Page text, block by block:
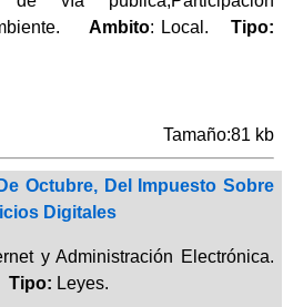
Ambito: Local.Tipo:
Tamaño:81 kb
Octubre, Del Impuesto Sobre
Digitales
y Administración Electrónica.
Tipo: Leyes.